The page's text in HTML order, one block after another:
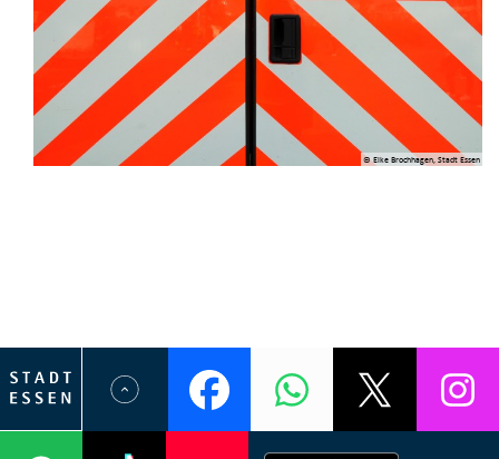
© Elke Brochhagen, Stadt Essen